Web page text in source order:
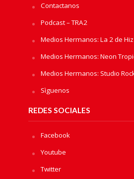
Contactanos
Podcast – TRA2
Medios Hermanos: La 2 de Hiz
Medios Hermanos: Neon
Medios Hermanos: Studio
Sìguenos
REDES SOCIALES
Facebook
Youtube
Twitter